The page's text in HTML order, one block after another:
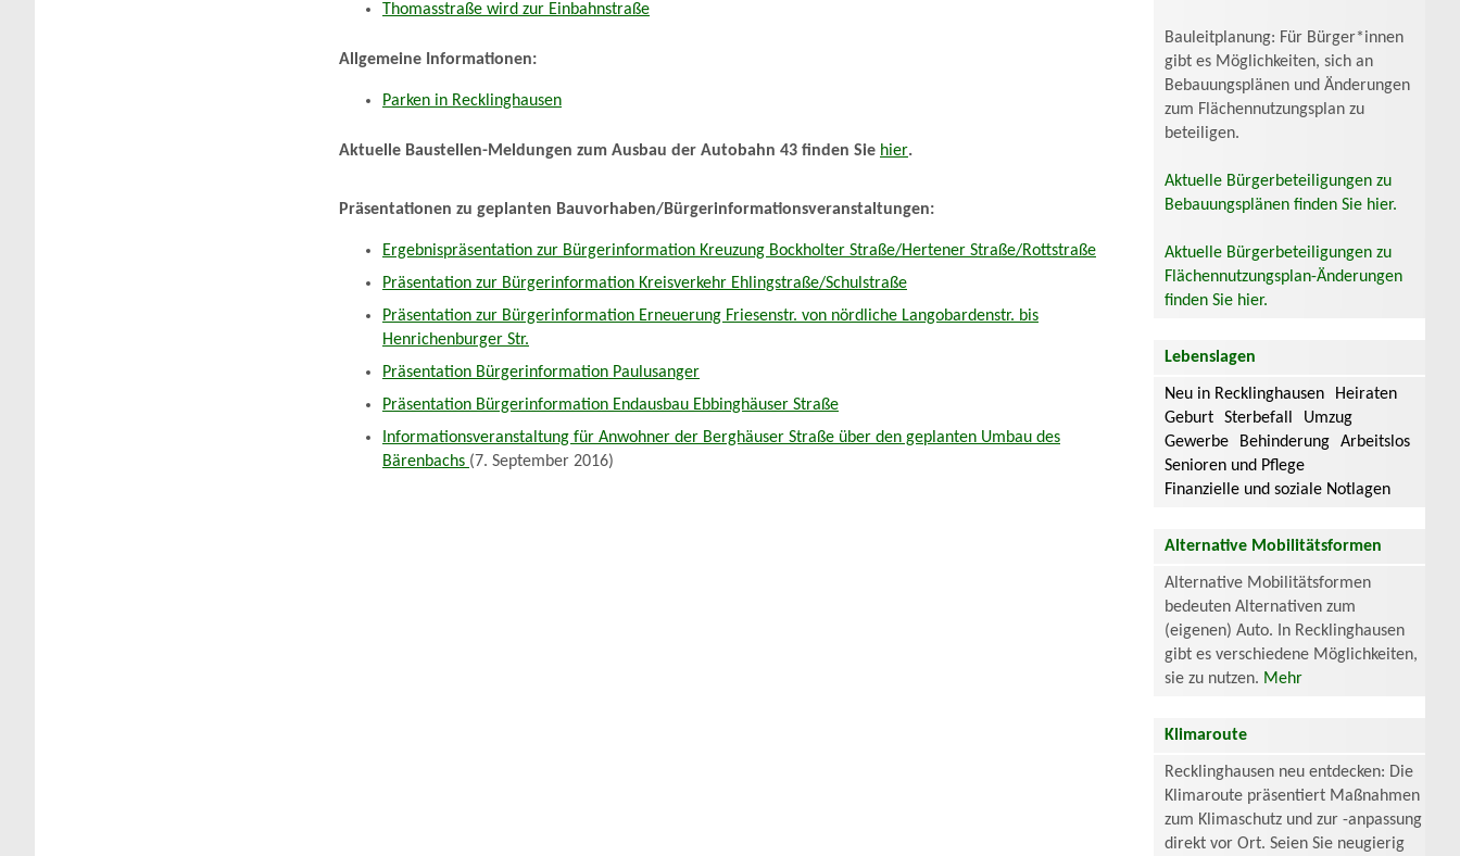
Thomasstraße wird zur Einbahnstraße
Allgemeine Informationen:
Parken in Recklinghausen
Aktuelle Baustellen-Meldungen zum Ausbau der Autobahn 43 finden Sie hier.
Präsentationen zu geplanten Bauvorhaben/Bürgerinformationsveranstaltungen:
Ergebnispräsentation zur Bürgerinformation Kreuzung Bockholter Straße/Hertener Straße/Rottstraße
Präsentation zur Bürgerinformation Kreisverkehr Ehlingstraße/Schulstraße
Präsentation zur Bürgerinformation Erneuerung Friesenstr. von nördliche Langobardenstr. bis
Henrichenburger Str.
Präsentation Bürgerinformation Paulusanger
Präsentation Bürgerinformation Endausbau Ebbinghäuser Straße
Informationsveranstaltung für Anwohner der Berghäuser Straße über den geplanten Umbau des
Bärenbachs (7. September 2016)
Bauleitplanung: Für Bürger*innen
gibt es Möglichkeiten, sich an
Bebauungsplänen und Änderungen
zum Flächennutzungsplan zu
beteiligen.
Aktuelle Bürgerbeteiligungen zu
Bebauungsplänen finden Sie hier.
Aktuelle Bürgerbeteiligungen zu
Flächennutzungsplan-Änderungen
finden Sie hier.
Lebenslagen
Neu in Recklinghausen
Heiraten
Geburt
Sterbefall
Umzug
Gewerbe
Behinderung
Arbeitslos
Senioren und Pflege
Finanzielle und soziale Notlagen
Alternative Mobilitätsformen
Alternative Mobilitätsformen
bedeuten Alternativen zum
(eigenen) Auto. In Recklinghausen
gibt es verschiedene Möglichkeiten,
sie zu nutzen. Mehr
Klimaroute
Recklinghausen neu entdecken: Die
Klimaroute präsentiert Maßnahmen
zum Klimaschutz und zur -anpassung
direkt vor Ort. Seien Sie neugierig